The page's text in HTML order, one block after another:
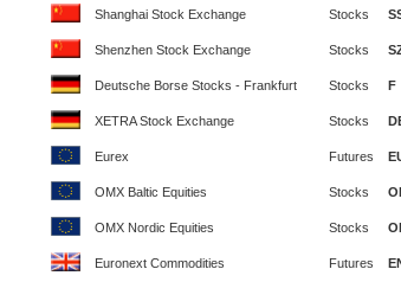
Shanghai Stock Exchange Stocks
Shenzhen Stock Exchange Stocks
Deutsche Borse Stocks - Frankfurt Stocks F
XETRA Stock Exchange Stocks
Eurex Futures
OMX Baltic Equities Stocks
OMX Nordic Equities Stocks
Euronext Commodities Futures